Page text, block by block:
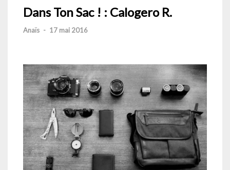
Dans Ton Sac ! : Calogero R.
Anaïs - 17 mai 2016